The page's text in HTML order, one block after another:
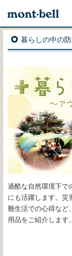
暮らしの中の
過酷な自然環境下で
にも活躍します。災
難生活での心得など
用品をご紹介します。